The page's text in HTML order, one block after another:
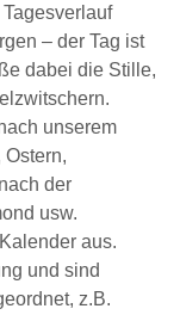
– der Tag ist
dabei die Stille,
unserem
der
usw.
aus.
und sind
z.B.